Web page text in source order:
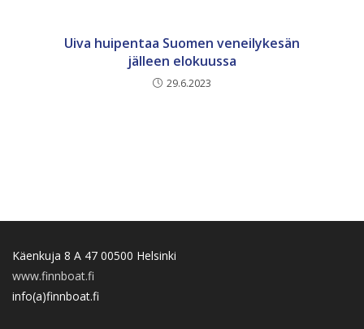
Uiva huipentaa Suomen veneilykesän
jälleen elokuussa
29.6.2023
Käenkuja 8 A 47 00500 Helsinki
www.finnboat.fi
info(a)finnboat.fi